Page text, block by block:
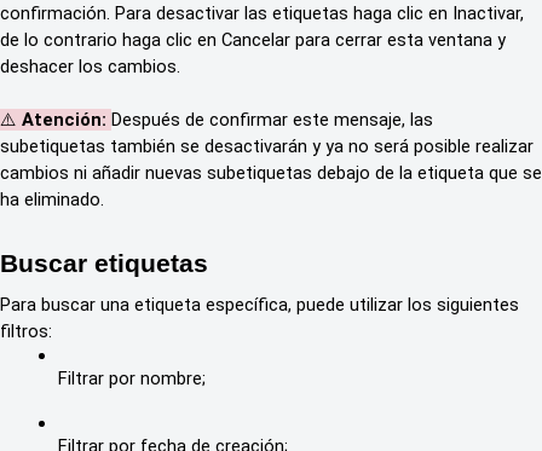
confirmación. Para desactivar las etiquetas haga clic en Inactivar,
de lo contrario haga clic en Cancelar para cerrar esta ventana y
deshacer los cambios.
⚠️ Atención: Después de confirmar este mensaje, las
subetiquetas también se desactivarán y ya no será posible realizar
cambios ni añadir nuevas subetiquetas debajo de la etiqueta que se
ha eliminado.
Buscar etiquetas
Para buscar una etiqueta específica, puede utilizar los siguientes
filtros:
Filtrar por nombre;
Filtrar por fecha de creación;